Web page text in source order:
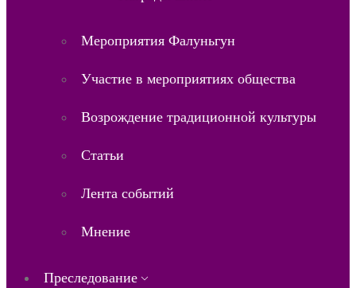
Мероприятия Фалуньгун
Участие в мероприятиях общества
Возрождение традиционной культуры
Статьи
Лента событий
Мнение
Преследование